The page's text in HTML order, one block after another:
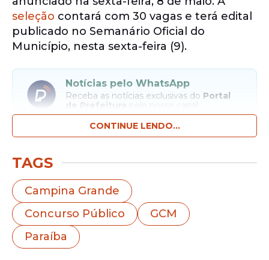
seleção contará com 30 vagas e terá edital
publicado no Semanário Oficial do
Município, nesta sexta-feira (9).
Notícias pelo WhatsApp
Receba as notícias exclusivas do Portal
de Prefeitura
pelo nosso canal.
Entrar no canal
daGuarda Municipal realizado nos últimos
anos na cidade. Em 2021, já havia sido
realizada uma seleção com 50 vagas
imediatas para a corporação.
CONTINUE LENDO...
TAGS
Campina Grande
Concurso Público
GCM
Paraíba